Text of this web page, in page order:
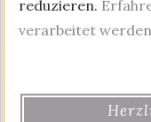
reduzieren.
verarbeitet